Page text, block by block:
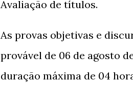
Avaliação de títulos.
As provas objetivas e
provável de 06 de agosto
duração máxima de 04